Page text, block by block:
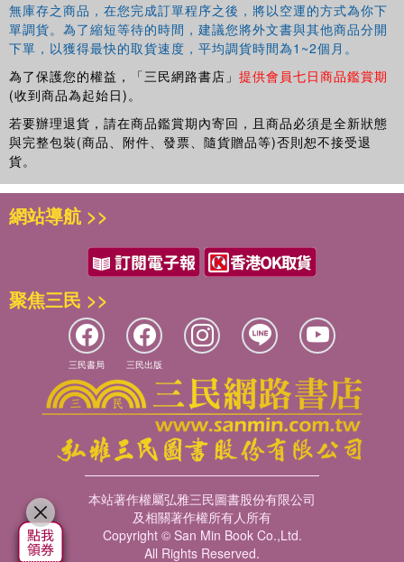
無庫存之商品，在您完成訂單程序之後，將以空運的方式為你下
單調貨。為了縮短等待的時間，建議您將外文書與其他商品分開
下單，以獲得最快的取貨速度，平均調貨時間為1~2個月。
為了保護您的權益，「三民網路書店」 提供會員七日商品鑑賞期
(收到商品為起始日)。
若要辦理退貨，請在商品鑑賞期內寄回，且商品必須是全新狀態
與完整包裝(商品、附件、發票、隨貨贈品等)否則恕不接受退
貨。
網站導航 >>
聚焦三民 >>
三民書局 三民出版
本站著作權屬弘雅三民圖書股份有限公司
及相關著作權所有人所有
Copyright © San Min Book Co.,Ltd.
All Rights Reserved.